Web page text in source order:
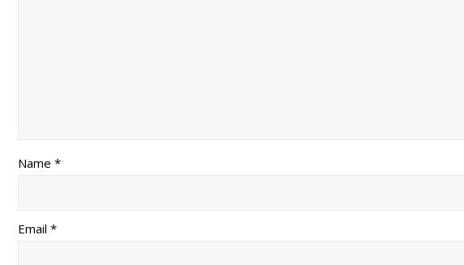
Name *
Email *